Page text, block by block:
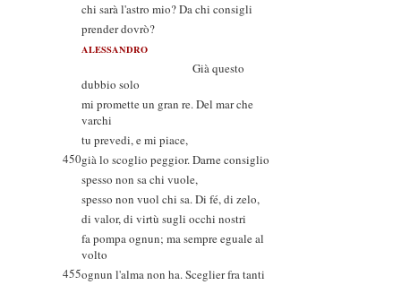
chi sarà l'astro mio? Da chi consigli
prender dovrò?
ALESSANDRO
Già questo
dubbio solo
mi promette un gran re. Del mar che
varchi
tu prevedi, e mi piace,
450già lo scoglio peggior. Darne consiglio
spesso non sa chi vuole,
spesso non vuol chi sa. Di fé, di zelo,
di valor, di virtù sugli occhi nostri
fa pompa ognun; ma sempre eguale al
volto
455ognun l'alma non ha. Sceglier fra tanti